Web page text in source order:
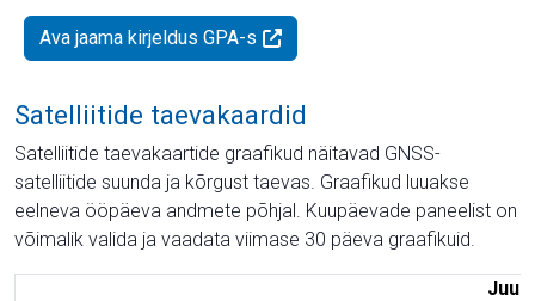
Ava jaama kirjeldus GPA-s
Satelliitide taevakaardid
Satelliitide taevakaartide graafikud näitavad GNSS-
satelliitide suunda ja kõrgust taevas. Graafikud luuakse
eelneva ööpäeva andmete põhjal. Kuupäevade paneelist on
võimalik valida ja vaadata viimase 30 päeva graafikuid.
Juuli